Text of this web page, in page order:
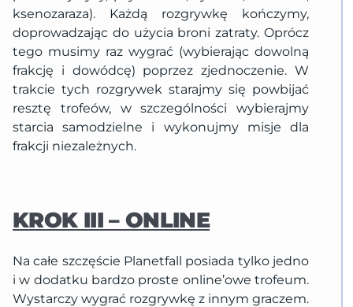
ksenozaraza). Każdą rozgrywkę kończymy,
doprowadzając do użycia broni zatraty. Oprócz
tego musimy raz wygrać (wybierając dowolną
frakcję i dowódcę) poprzez zjednoczenie. W
trakcie tych rozgrywek starajmy się powbijać
resztę trofeów, w szczególności wybierajmy
starcia samodzielne i wykonujmy misje dla
frakcji niezależnych.
KROK III – ONLINE
Na całe szczęście Planetfall posiada tylko jedno
i w dodatku bardzo proste online’owe trofeum.
Wystarczy wygrać rozgrywkę z innym graczem.